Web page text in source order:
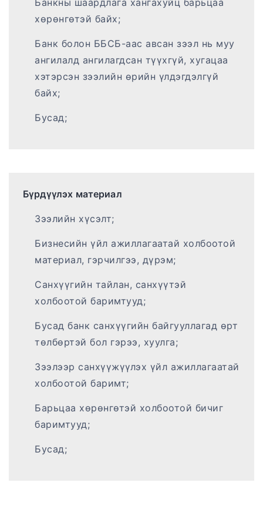
Банкны шаардлага хангахуйц барьцаа
хөрөнгөтэй байх;
Банк болон ББСБ-аас авсан зээл нь муу
ангилалд ангилагдсан түүхгүй, хугацаа
хэтэрсэн зээлийн өрийн үлдэгдэлгүй
байх;
Бусад;
Бүрдүүлэх материал
Зээлийн хүсэлт;
Бизнесийн үйл ажиллагаатай холбоотой
материал, гэрчилгээ, дүрэм;
Санхүүгийн тайлан, санхүүтэй
холбоотой баримтууд;
Бусад банк санхүүгийн байгууллагад өрт
төлбөртэй бол гэрээ, хуулга;
Зээлээр санхүүжүүлэх үйл ажиллагаатай
холбоотой баримт;
Барьцаа хөрөнгөтэй холбоотой бичиг
баримтууд;
Бусад;